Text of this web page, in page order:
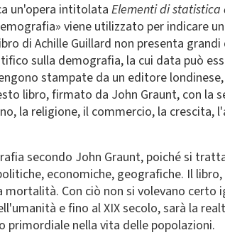
un'opera intitolata Elementi di
viene utilizzato per indicare
di Achille Guillard non presenta
sulla demografia, la cui data può
stampate da un editore
libro, firmato da John Graunt, con la
la religione, il commercio, la crescita,
secondo John Graunt, poiché si
economiche, geografiche. Il libro,
Con ciò non si volevano certo
e fino al XIX secolo, sarà la
nella vita delle popolazioni.